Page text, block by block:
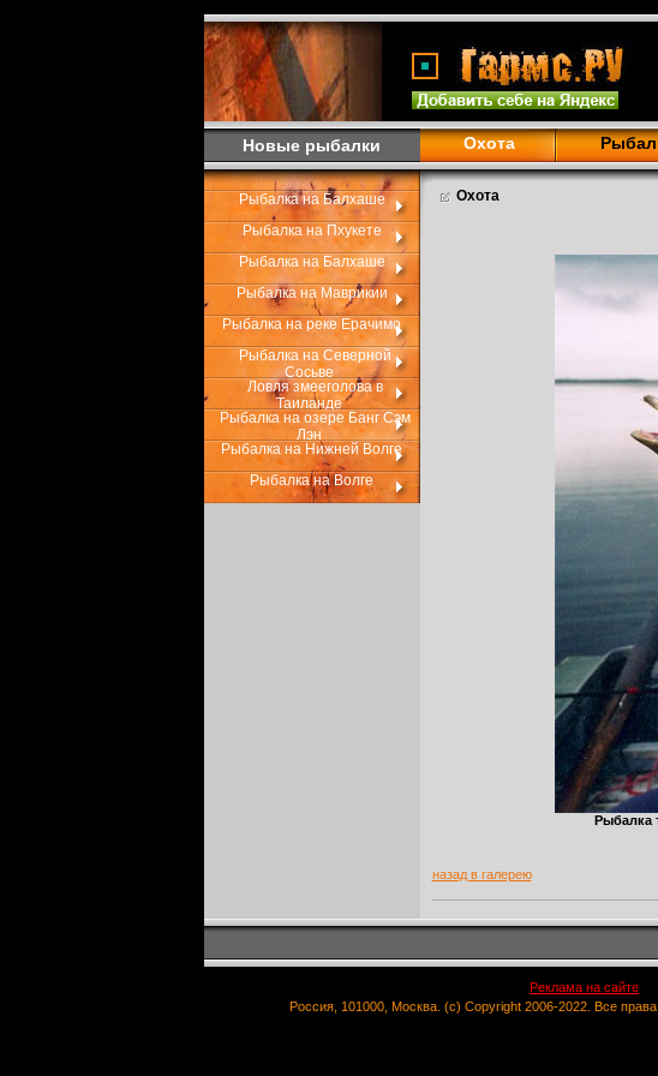
Новые рыбалки Охота
Рыбалка на Балхаше
Рыбалка на Пхукете
Рыбалка на Балхаше
Рыбалка на Маврикии
Рыбалка на реке Ерачимо
Рыбалка на Северной
Сосьве
Ловля змееголова в
Таиланде
Рыбалка на озере Банг Сэм
Лэн
Рыбалка на Нижней Волге
Рыбалка на Волге
Охота
Рыбалка
назад в галерею
Реклама на сайте
Россия, 101000, Москва. (c) Copyright 2006-2022. Все